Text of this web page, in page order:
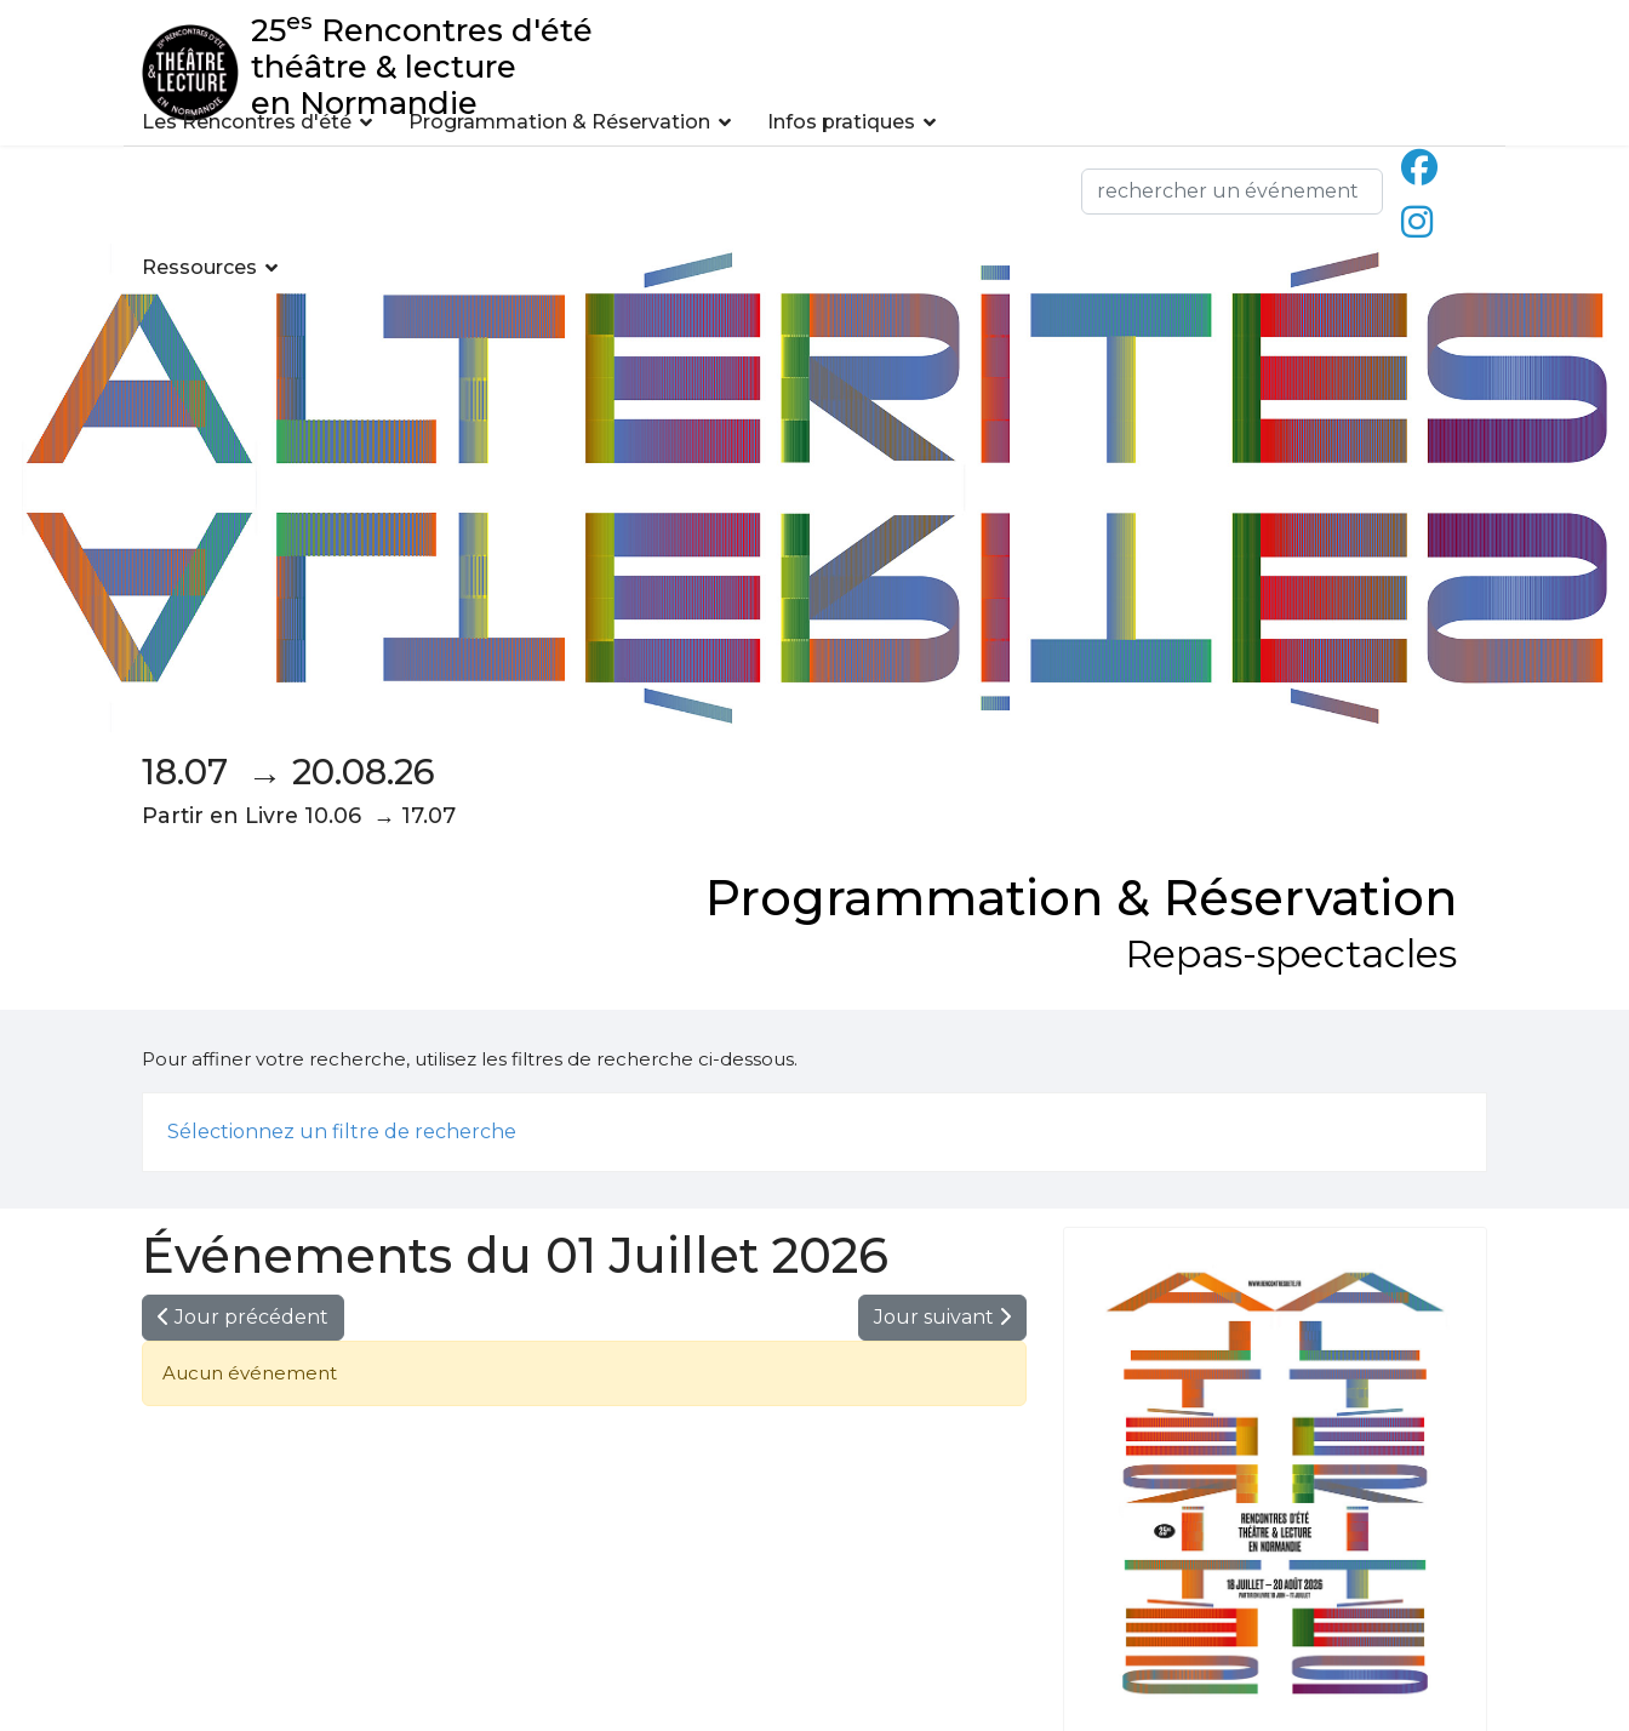
25es Rencontres d'été
théâtre & lecture
en Normandie
Les Rencontres d'été Programmation & Réservation Infos pratiques
Ressources
18.07 → 20.08.26
Partir en Livre 10.06 → 17.07
Programmation & Réservation
Repas-spectacles
Pour affiner votre recherche, utilisez les filtres de recherche ci-dessous.
Sélectionnez un filtre de recherche
Événements du 01 Juillet 2026
Jour précédent Jour suivant
Aucun événement